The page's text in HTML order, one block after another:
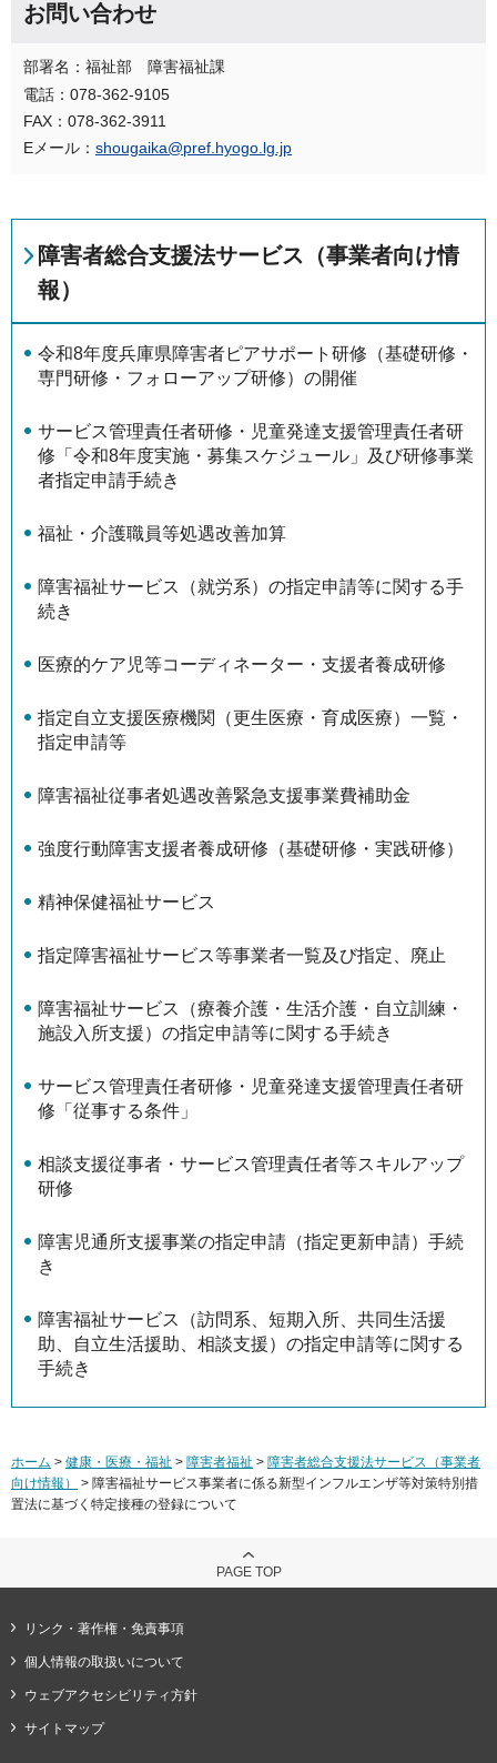
お問い合わせ
部署名：福祉部 障害福祉課
電話：078-362-9105
FAX：078-362-3911
Eメール： shougaika@pref.hyogo.lg.jp
障害者総合支援法サービス（事業者向け情
報）
令和8年度兵庫県障害者ピアサポート研修（基礎研修・
専門研修・フォローアップ研修）の開催
サービス管理責任者研修・児童発達支援管理責任者研
修「令和8年度実施・募集スケジュール」及び研修事業
者指定申請手続き
福祉・介護職員等処遇改善加算
障害福祉サービス（就労系）の指定申請等に関する手
続き
医療的ケア児等コーディネーター・支援者養成研修
指定自立支援医療機関（更生医療・育成医療）一覧・
指定申請等
障害福祉従事者処遇改善緊急支援事業費補助金
強度行動障害支援者養成研修（基礎研修・実践研修）
精神保健福祉サービス
指定障害福祉サービス等事業者一覧及び指定、廃止
障害福祉サービス（療養介護・生活介護・自立訓練・
施設入所支援）の指定申請等に関する手続き
サービス管理責任者研修・児童発達支援管理責任者研
修「従事する条件」
相談支援従事者・サービス管理責任者等スキルアップ
研修
障害児通所支援事業の指定申請（指定更新申請）手続
き
障害福祉サービス（訪問系、短期入所、共同生活援
助、自立生活援助、相談支援）の指定申請等に関する
手続き
ホーム > 健康・医療・福祉 > 障害者福祉 > 障害者総合支援法サービス（事業者
向け情報）
> 障害福祉サービス事業者に係る新型インフルエンザ等対策特別措
置法に基づく特定接種の登録について
PAGE TOP
リンク・著作権・免責事項
個人情報の取扱いについて
ウェブアクセシビリティ方針
サイトマップ